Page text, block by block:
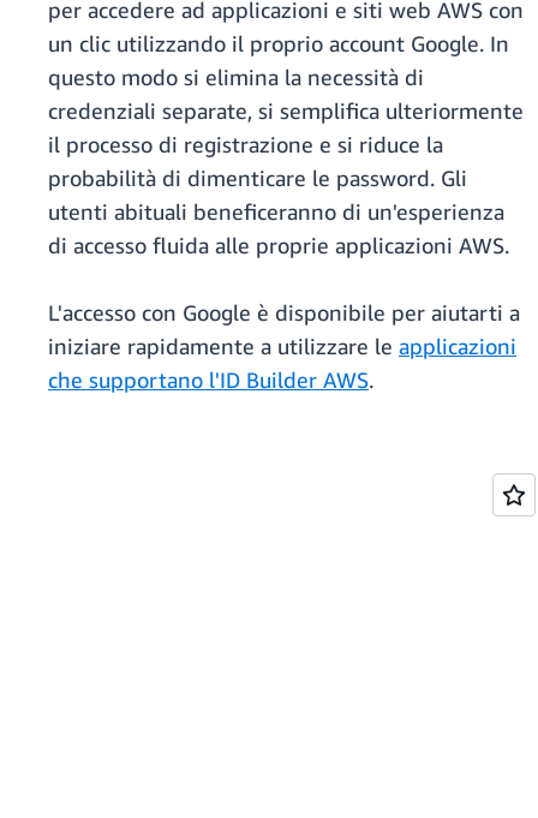
per accedere ad applicazioni e siti web AWS con
un clic utilizzando il proprio account Google. In
questo modo si elimina la necessità di
credenziali separate, si semplifica ulteriormente
il processo di registrazione e si riduce la
probabilità di dimenticare le password. Gli
utenti abituali beneficeranno di un'esperienza
di accesso fluida alle proprie applicazioni AWS.
L'accesso con Google è disponibile per aiutarti a
iniziare rapidamente a utilizzare le applicazioni
che supportano l'ID Builder AWS.